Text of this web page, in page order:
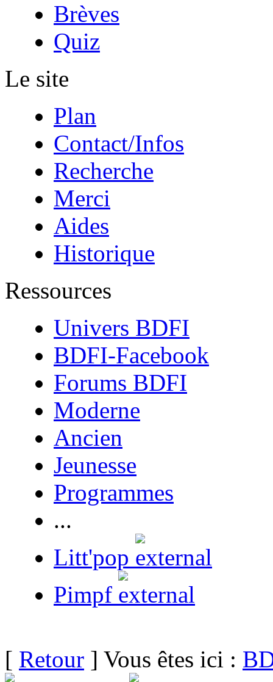
Brèves
Quiz
Le site
Plan
Contact/Infos
Recherche
Merci
Aides
Historique
Ressources
Univers BDFI
BDFI-Facebook
Forums BDFI
Moderne
Ancien
Jeunesse
Programmes
...
Litt'pop
Pimpf
[ Retour ] Vous êtes ici :